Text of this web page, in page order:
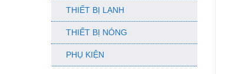
THIẾT BỊ LẠNH
THIẾT BỊ NÓNG
PHỤ KIỆN